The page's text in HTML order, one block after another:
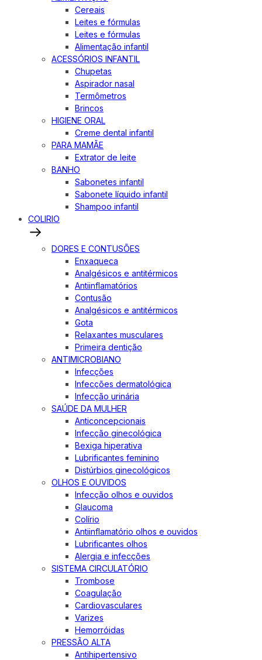
Cereais
Leites e fórmulas
Leites e fórmulas
Alimentação infantil
ACESSÓRIOS INFANTIL
Chupetas
Aspirador nasal
Termômetros
Brincos
HIGIENE ORAL
Creme dental infantil
PARA MAMÃE
Extrator de leite
BANHO
Sabonetes infantil
Sabonete líquido infantil
Shampoo infantil
COLIRIO
DORES E CONTUSÕES
Enxaqueca
Analgésicos e antitérmicos
Antiinflamatórios
Contusão
Analgésicos e antitérmicos
Gota
Relaxantes musculares
Primeira dentição
ANTIMICROBIANO
Infecções
Infecções dermatológica
Infecção urinária
SAÚDE DA MULHER
Anticoncepcionais
Infecção ginecológica
Bexiga hiperativa
Lubrificantes feminino
Distúrbios ginecológicos
OLHOS E OUVIDOS
Infecção olhos e ouvidos
Glaucoma
Colírio
Antiinflamatório olhos e ouvidos
Lubrificantes olhos
Alergia e infecções
SISTEMA CIRCULATÓRIO
Trombose
Coagulação
Cardiovasculares
Varizes
Hemorróidas
PRESSÃO ALTA
Antihipertensivo